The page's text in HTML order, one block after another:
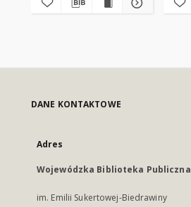
DANE KONTAKTOWE
Adres
Wojewódzka Biblioteka Publiczna
im. Emilii Sukertowej-Biedrawiny